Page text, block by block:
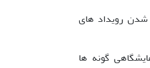
شدن رویداد های
گونه ها